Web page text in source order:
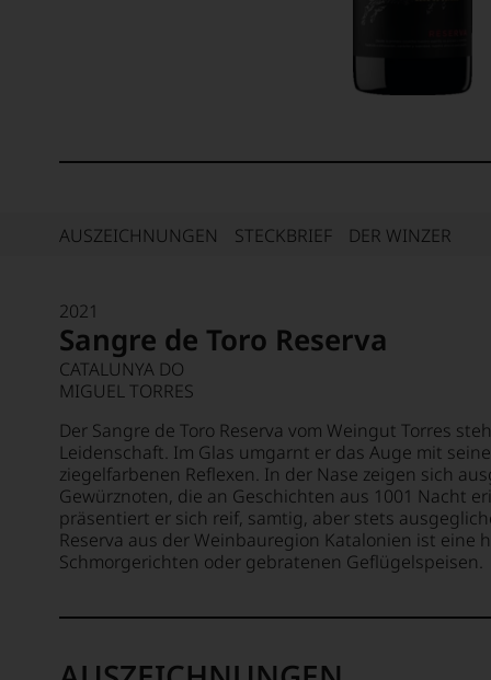
AUSZEICHNUNGEN STECKBRIEF DER WINZER
2021
Sangre de Toro Reserva
CATALUNYA DO
MIGUEL TORRES
Der Sangre de Toro Reserva vom Weingut Torres
Leidenschaft. Im Glas umgarnt er das Auge mit
ziegelfarbenen Reflexen. In der Nase zeigen sich
Gewürznoten, die an Geschichten aus 1001 Nacht
präsentiert er sich reif, samtig, aber stets
Reserva aus der Weinbauregion Katalonien ist eine
Schmorgerichten oder gebratenen Geflügelspeisen.